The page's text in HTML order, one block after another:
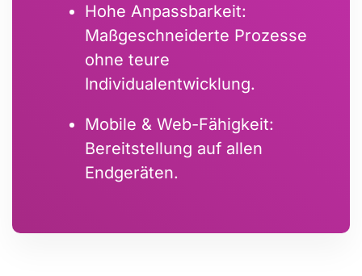
Hohe Anpassbarkeit:
Maßgeschneiderte Prozesse
ohne teure
Individualentwicklung.
Mobile & Web-Fähigkeit:
Bereitstellung auf allen
Endgeräten.